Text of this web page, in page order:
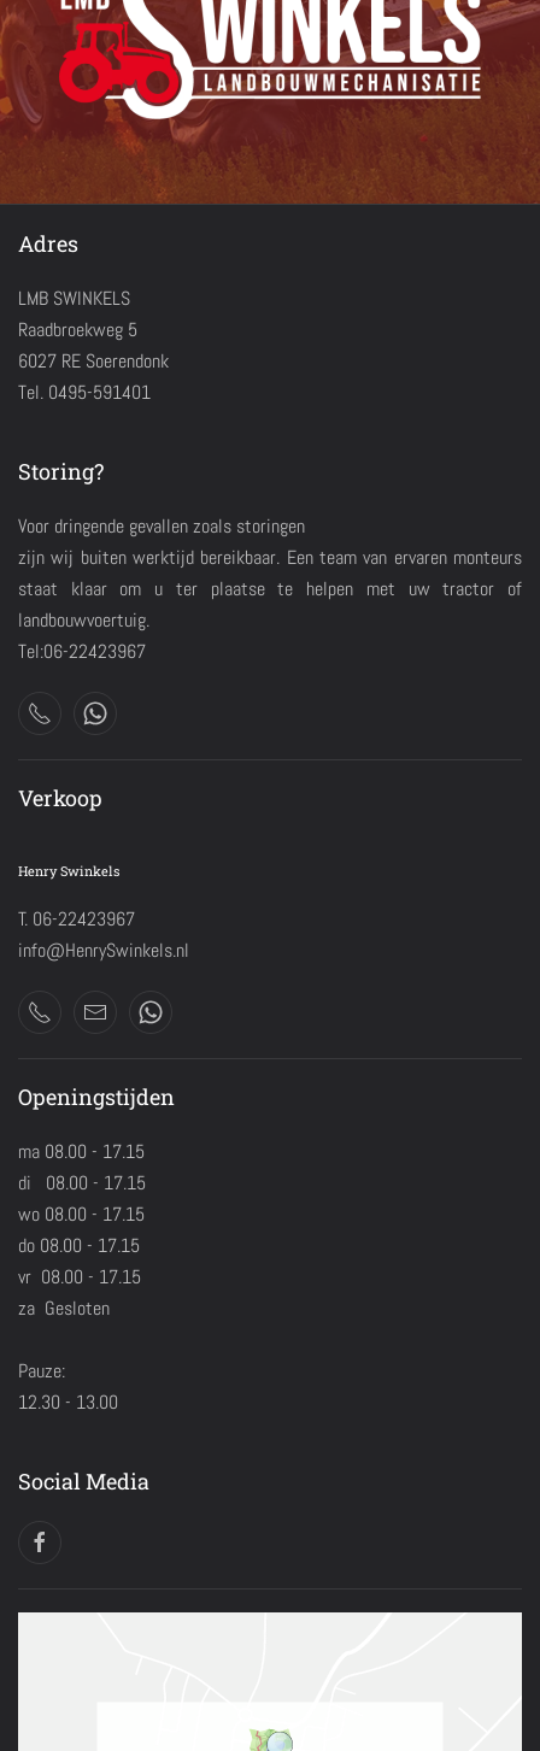
Adres
LMB SWINKELS
Raadbroekweg 5
6027 RE Soerendonk
Tel. 0495-591401
Storing?
Voor dringende gevallen zoals storingen
zijn wij buiten werktijd bereikbaar. Een team van ervaren monteurs
staat klaar om u ter plaatse te helpen met uw tractor of
landbouwvoertuig.
Tel:06-22423967
Verkoop
Henry Swinkels
T. 06-22423967
info@HenrySwinkels.nl
Openingstijden
ma 08.00 - 17.15
di 08.00 - 17.15
wo 08.00 - 17.15
do 08.00 - 17.15
vr 08.00 - 17.15
za Gesloten
Pauze:
12.30 - 13.00
Social Media